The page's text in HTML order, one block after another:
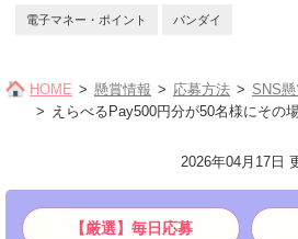
電子マネー・ポイント バンダイ
HOME 懸賞情報 応募方法 SNS
えらべるPay500円分が50名様にその
2026年04月17日
【厳選】毎日応募